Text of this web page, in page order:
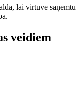
lai virtuve saņemtu
veidiem